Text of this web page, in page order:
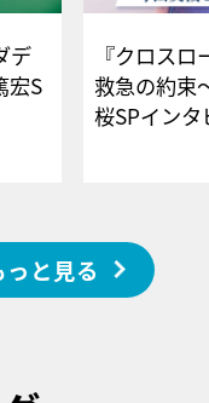
デ
宏S
『クロス
救急の約束
桜SPイ
と見る